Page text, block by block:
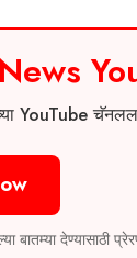
YouTube
देण्यासाठी